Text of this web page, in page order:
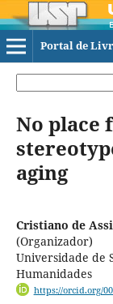
Portal de
No place
aging
Cristiano de
(Organizador)
Universidade de
Humanidades
https://orcid.org/